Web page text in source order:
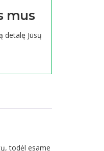
mus
detalę Jūsų
todėl esame